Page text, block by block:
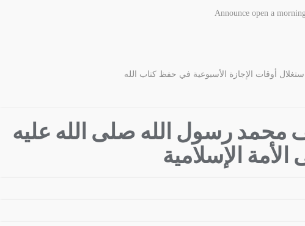
Announce open a
أوقات الإجازة الأسبوعية في حفظ كتاب الله
محمد رسول الله صلى الله عليه
الإسلامية